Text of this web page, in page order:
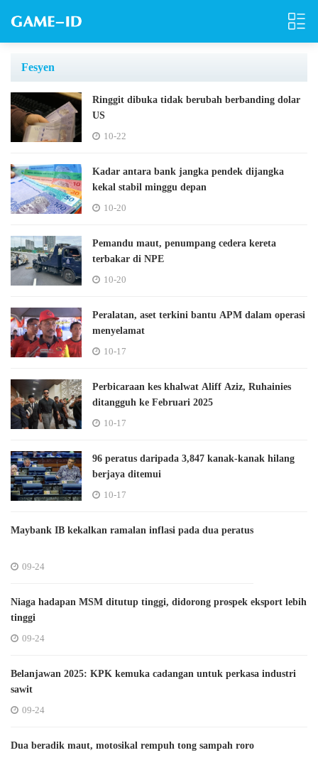
Fesyen
Ringgit dibuka tidak berubah berbanding dolar
US
10-22
Kadar antara bank jangka pendek dijangka
kekal stabil minggu depan
10-20
Pemandu maut, penumpang cedera kereta
terbakar di NPE
10-20
Peralatan, aset terkini bantu APM dalam operasi
menyelamat
10-17
Perbicaraan kes khalwat Aliff Aziz, Ruhainies
ditangguh ke Februari 2025
10-17
96 peratus daripada 3,847 kanak-kanak hilang
berjaya ditemui
10-17
Maybank IB kekalkan ramalan inflasi pada dua peratus
09-24
Niaga hadapan MSM ditutup tinggi, didorong prospek eksport lebih
tinggi
09-24
Belanjawan 2025: KPK kemuka cadangan untuk perkasa industri
sawit
09-24
Dua beradik maut, motosikal rempuh tong sampah roro